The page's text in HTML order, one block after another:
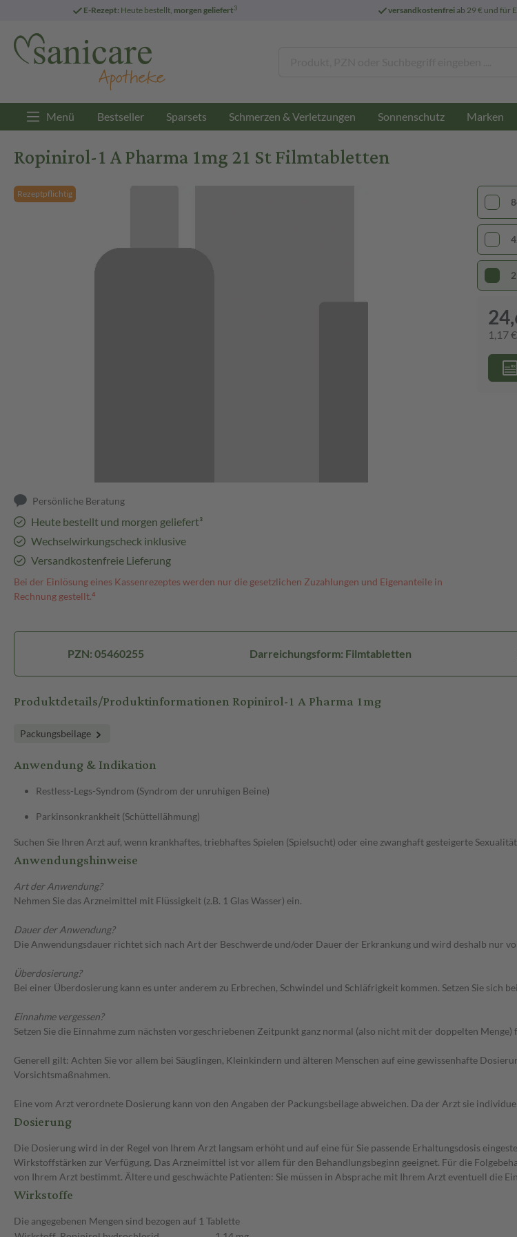
E-Rezept: Heute bestellt, morgen geliefert3 versandkostenfreiab 29 € und für
Menü Bestseller Sparsets Schmerzen & Verletzungen Sonnenschutz Marken
Ropinirol-1 A Pharma 1mg 21 St Filmtabletten
Rezeptpflichtig
Persönliche Beratung
Heute bestellt und morgen geliefert³
Wechselwirkungscheck inklusive
Versandkostenfreie Lieferung
Bei der Einlösung eines Kassenrezeptes werden nur die gesetzlichen Zuzahlungen und Eigenanteile in
Rechnung gestellt.⁴
1,17
PZN: 05460255 Darreichungsform: Filmtabletten
Produktdetails/Produktinformationen Ropinirol-1 A Pharma 1mg
Packungsbeilage
Anwendung & Indikation
Restless-Legs-Syndrom (Syndrom der unruhigen Beine)
Parkinsonkrankheit (Schüttellähmung)
Suchen Sie Ihren Arzt auf, wenn krankhaftes, triebhaftes Spielen (Spielsucht) oder eine zwanghaft gesteigerte
Anwendungshinweise
Art der Anwendung?
Nehmen Sie das Arzneimittel mit Flüssigkeit (z.B. 1 Glas Wasser) ein.
Dauer der Anwendung?
Die Anwendungsdauer richtet sich nach Art der Beschwerde und/oder Dauer der Erkrankung und wird deshalb nur
Überdosierung?
Bei einer Überdosierung kann es unter anderem zu Erbrechen, Schwindel und Schläfrigkeit kommen. Setzen Sie sich
Einnahme vergessen?
Setzen Sie die Einnahme zum nächsten vorgeschriebenen Zeitpunkt ganz normal (also nicht mit der doppelten Menge)
Generell gilt: Achten Sie vor allem bei Säuglingen, Kleinkindern und älteren Menschen auf eine gewissenhafte
Vorsichtsmaßnahmen.
Eine vom Arzt verordnete Dosierung kann von den Angaben der Packungsbeilage abweichen. Da der Arzt sie
Dosierung
Die Dosierung wird in der Regel von Ihrem Arzt langsam erhöht und auf eine für Sie passende Erhaltungsdosis
Wirkstoffstärken zur Verfügung. Das Arzneimittel ist vor allem für den Behandlungsbeginn geeignet. Für die
von Ihrem Arzt bestimmt. Ältere und geschwächte Patienten: Sie müssen in Absprache mit Ihrem Arzt eventuell die
Wirkstoffe
Die angegebenen Mengen sind bezogen auf 1 Tablette